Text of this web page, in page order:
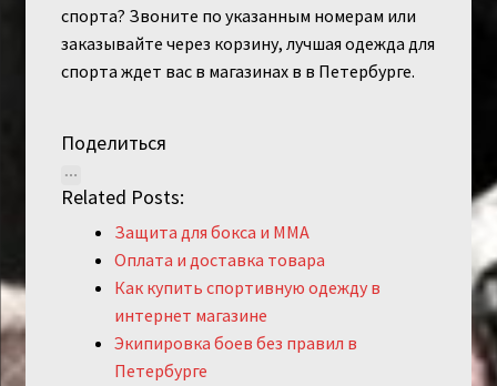
спорта? Звоните по указанным номерам или
заказывайте через корзину, лучшая одежда для
спорта ждет вас в магазинах в в Петербурге.
Поделиться
Related Posts:
Защита для бокса и ММА
Оплата и доставка товара
Как купить спортивную одежду в
интернет магазине
Экипировка боев без правил в
Петербурге